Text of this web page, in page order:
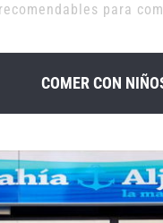
para
COMER CON